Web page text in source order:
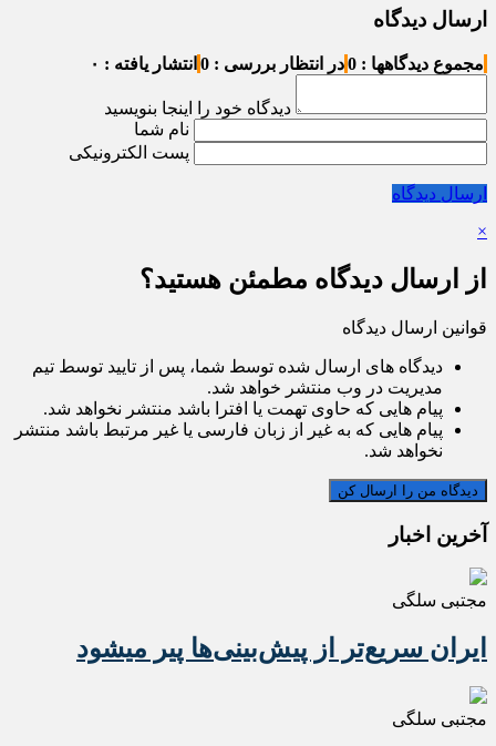
ارسال دیدگاه
مجموع دیدگاهها : 0 در انتظار بررسی : 0 انتشار یافته : ۰
دیدگاه خود را اینجا بنویسید
نام شما
پست الکترونیکی
ارسال دیدگاه
×
از ارسال دیدگاه مطمئن هستید؟
قوانین ارسال دیدگاه
دیدگاه های ارسال شده توسط شما، پس از تایید توسط تیم
مدیریت در وب منتشر خواهد شد.
پیام هایی که حاوی تهمت یا افترا باشد منتشر نخواهد شد.
پیام هایی که به غیر از زبان فارسی یا غیر مرتبط باشد منتشر
نخواهد شد.
آخرین اخبار
مجتبی سلگی
ایران سریع‌تر از پیش‌بینی‌ها پیر میشود
مجتبی سلگی